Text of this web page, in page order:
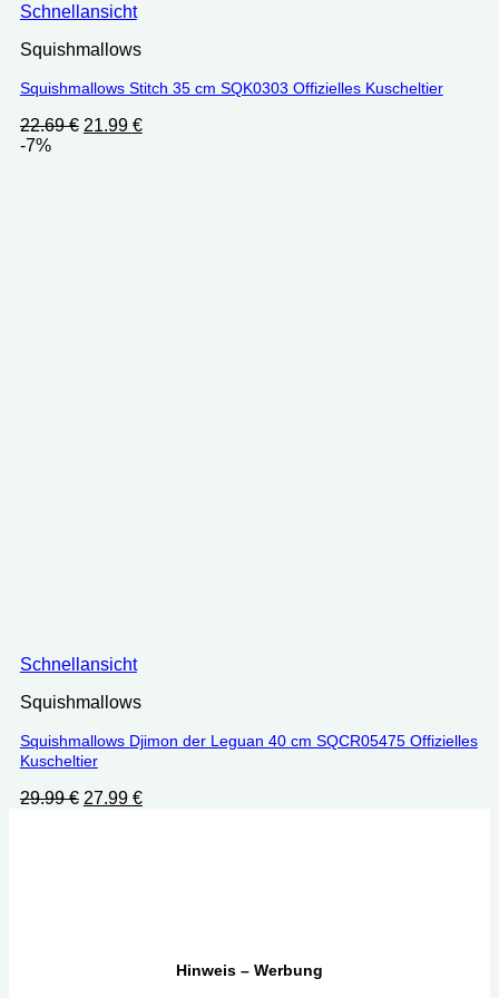
Schnellansicht
Squishmallows
Squishmallows Stitch 35 cm SQK0303 Offizielles Kuscheltier
22.69€ Ursprünglicher
21.99 €Aktueller
-7%
Schnellansicht
Squishmallows
Squishmallows Djimon der Leguan 40 cm SQCR05475 Offizielles
Kuscheltier
29.99€ Ursprünglicher
27.99 €Aktueller
Hinweis – Werbung